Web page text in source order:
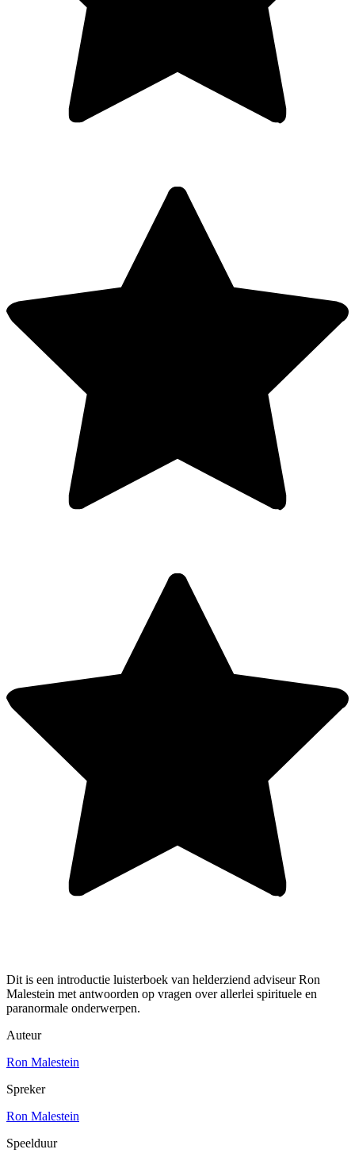
Dit is een introductie luisterboek van helderziend adviseur Ron
Malestein met antwoorden op vragen over allerlei spirituele en
paranormale onderwerpen.
Auteur
Ron Malestein
Spreker
Ron Malestein
Speelduur